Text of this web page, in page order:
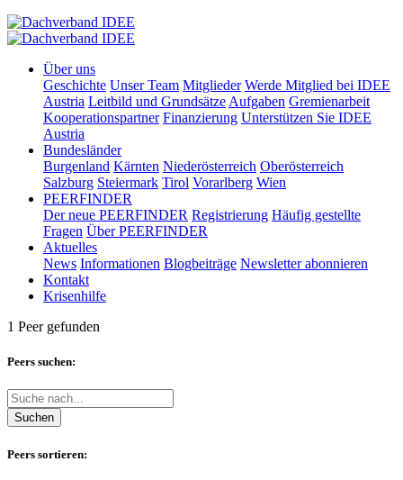
Über uns
Geschichte Unser Team Mitglieder Werde Mitglied bei IDEE
Austria Leitbild und Grundsätze Aufgaben Gremienarbeit
Kooperationspartner Finanzierung Unterstützen Sie IDEE
Austria
Bundesländer
Burgenland Kärnten Niederösterreich Oberösterreich
Salzburg Steiermark Tirol Vorarlberg Wien
PEERFINDER
Der neue PEERFINDER Registrierung Häufig gestellte
Fragen Über PEERFINDER
Aktuelles
News Informationen Blogbeiträge Newsletter abonnieren
Kontakt
Krisenhilfe
1 Peer gefunden
Peers suchen:
Suchen
Peers sortieren: